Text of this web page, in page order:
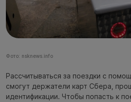
Фото: nsknews.info
Рассчитываться за поездки с
смогут держатели карт Сбера,
идентификации. Чтобы попасть к